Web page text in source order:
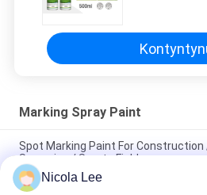
Marking Spray Paint
Spot Marking Paint For
Surveying / Sports Fields
Linia Marker Spray Paint Toluen Free i
Nicola Lee